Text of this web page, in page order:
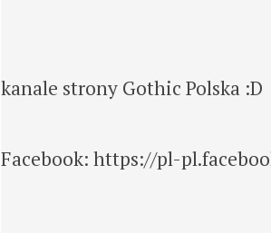
kanale strony Gothic Polska :D
Facebook: https://pl-